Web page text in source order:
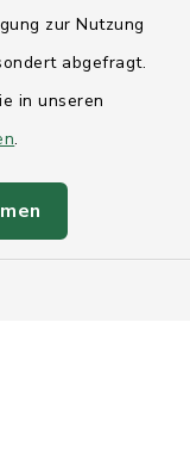
zur Nutzung
abgefragt.
in unseren
.